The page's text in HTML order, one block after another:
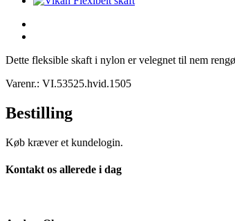
Dette fleksible skaft i nylon er velegnet til nem
Varenr.: VI.53525.hvid.1505
Bestilling
Køb kræver et kundelogin.
Kontakt os allerede i dag